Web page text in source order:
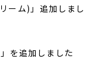
ーム)」追加しまし
を追加しました